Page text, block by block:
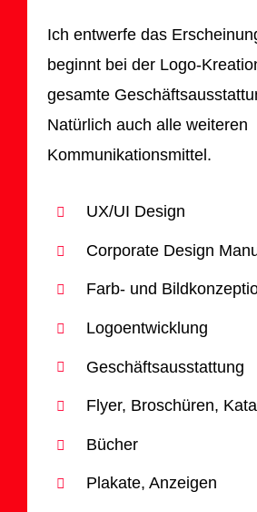
Ich entwerfe das
beginnt bei der Logo-
gesamte
Natürlich auch alle weiteren
Kommunikationsmittel.
UX/UI Design
Corporate Design
Farb- und
Logoentwicklung
Geschäftsausstattung
Flyer, Broschüren,
Bücher
Plakate, Anzeigen